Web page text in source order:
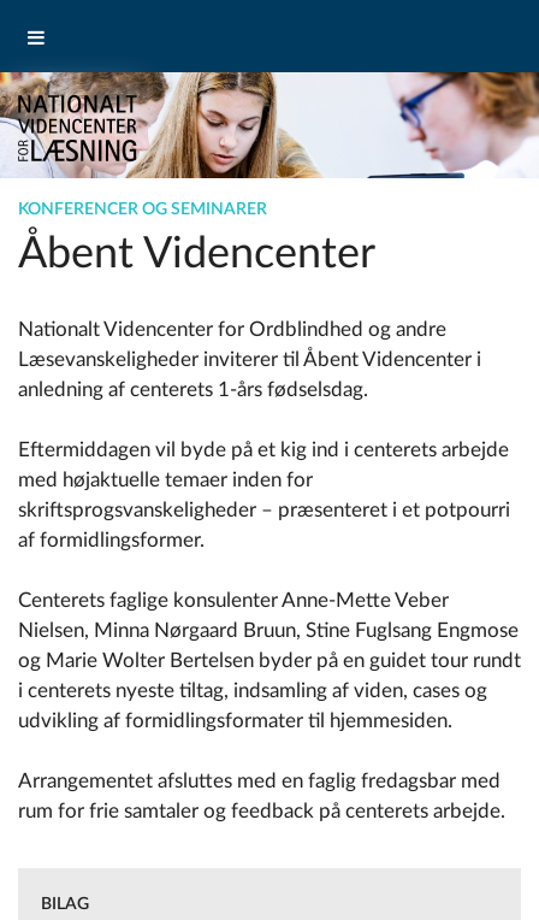
KONFERENCER OG SEMINARER
Åbent Videncenter
Nationalt Videncenter for Ordblindhed og andre
Læsevanskeligheder inviterer til Åbent Videncenter i
anledning af centerets 1-års fødselsdag.
Eftermiddagen vil byde på et kig ind i centerets arbejde
med højaktuelle temaer inden for
skriftsprogsvanskeligheder – præsenteret i et potpourri
af formidlingsformer.
Centerets faglige konsulenter Anne-Mette Veber
Nielsen, Minna Nørgaard Bruun, Stine Fuglsang Engmose
og Marie Wolter Bertelsen byder på en guidet tour rundt
i centerets nyeste tiltag, indsamling af viden, cases og
udvikling af formidlingsformater til hjemmesiden.
Arrangementet afsluttes med en faglig fredagsbar med
rum for frie samtaler og feedback på centerets arbejde.
BILAG